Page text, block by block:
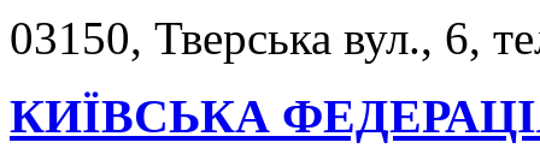
03150, Тверська вул., 6,
КИЇВСЬКА